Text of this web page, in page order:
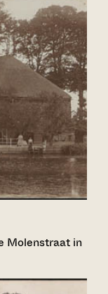
Molenstraat in